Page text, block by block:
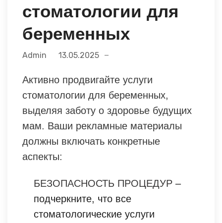
стоматологии для
беременных
Admin 13.05.2025
Активно продвигайте услуги
стоматологии для беременных,
выделяя заботу о здоровье будущих
мам. Ваши рекламные материалы
должны включать конкретные
аспекты:
БЕЗОПАСНОСТЬ ПРОЦЕДУР –
подчеркните, что все
стоматологические услуги